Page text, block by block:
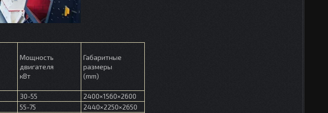
Мощность
двигателя
кВт
Габаритные
размеры
(mm)
30-55
2400×1560×2600
55-75
2440×2250×2650